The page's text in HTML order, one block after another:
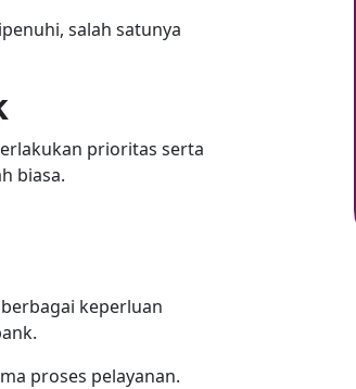
salah satunya
prioritas serta
biasa.
keperluan
proses pelayanan.